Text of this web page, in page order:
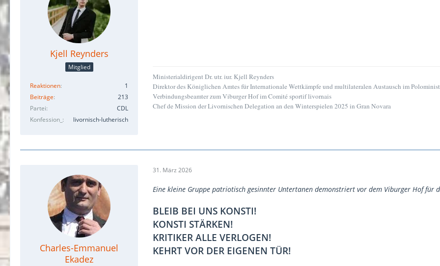
Kjell Reynders
Mitglied
Reaktionen
1
Beiträge
213
Partei
CDL
Konfession_
livornisch-lutherisch
MinisterialdirigentDr. utr. iur. Kjell Reynders
Direktor des Königlichen Amtes für Internationale Wettkämpfe und multilateralen Austausch im
Verbindungsbeamter zum Viburger Hof im Comité sportif livornais
Chef de Mission der Livornischen Delegation an den Winterspielen 2025 in Gran Novara
Charles-Emmanuel
Ekadez
31. März 2026
Eine kleine Gruppe patriotisch gesinnter Untertanen demonstriert vor dem Viburger Hof für
BLEIB BEI UNS KONSTI!
KONSTI STÄRKEN!
KRITIKER ALLE VERLOGEN!
KEHRT VOR DER EIGENEN TÜR!